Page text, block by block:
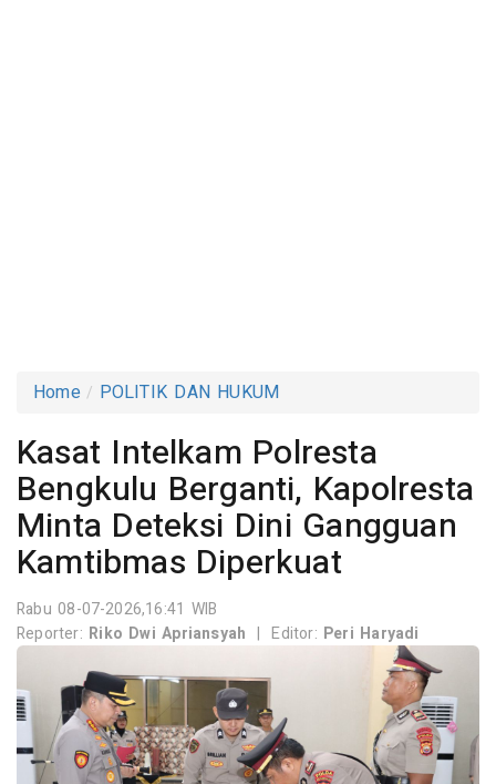
Home POLITIK DAN HUKUM
Kasat Intelkam Polresta
Bengkulu Berganti, Kapolresta
Minta Deteksi Dini Gangguan
Kamtibmas Diperkuat
Rabu 08-07-2026,16:41 WIB
Reporter: Riko Dwi Apriansyah | Editor: Peri Haryadi